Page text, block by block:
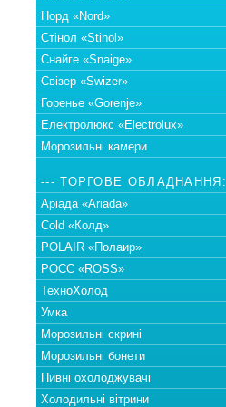
Норд «Nord»
Стінол «Stinol»
Снайге «Snaige»
Свізер «Swizer»
Горенье «Gorenje»
Електролюкс «Electrolux»
Морозильні камери
--- ТОРГОВЕ ОБЛАДНАННЯ:
Аріада «Ariada»
Cold «Колд»
POLAIR «Полаир»
РОСС «ROSS»
ТехноХолод
Умка
Морозильні скрині
Морозильні бонети
Пивні охолоджувачі
Холодильні вітрини